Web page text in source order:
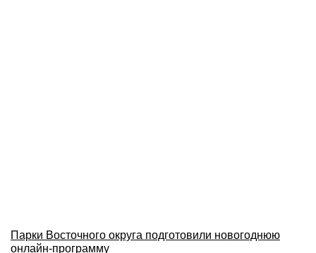
Парки Восточного округа подготовили новогоднюю
онлайн-программу